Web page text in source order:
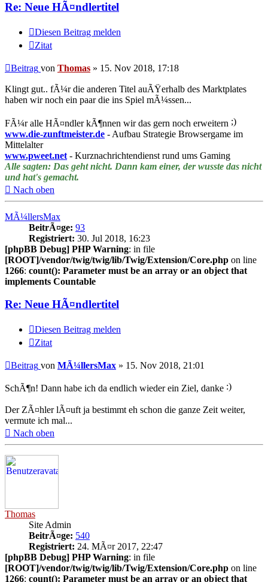
Re: Neue HÃ¤ndlertitel
Diesen Beitrag melden
Zitat
Beitrag von Thomas » 15. Nov 2018, 17:18
Klingt gut.. fÃ¼r die anderen Titel auÃŸerhalb des Marktplates
haben wir noch ein paar die ins Spiel mÃ¼ssen...
FÃ¼r alle HÃ¤ndler kÃ¶nnen wir das gern noch erweitern
www.die-zunftmeister.de - Aufbau Strategie Browsergame im
Mittelalter
www.pweet.net - Kurznachrichtendienst rund ums Gaming
Alle sagten: Das geht nicht. Dann kam einer, der wusste das nicht
und hat's gemacht.
Nach oben
MÃ¼llersMax
BeitrÃ¤ge: 93
Registriert: 30. Jul 2018, 16:23
[phpBB Debug] PHP Warning: in file
[ROOT]/vendor/twig/twig/lib/Twig/Extension/Core.php on line
1266: count(): Parameter must be an array or an object that
implements Countable
Re: Neue HÃ¤ndlertitel
Diesen Beitrag melden
Zitat
Beitrag von MÃ¼llersMax » 15. Nov 2018, 21:01
SchÃ¶n! Dann habe ich da endlich wieder ein Ziel, danke
Der ZÃ¤hler lÃ¤uft ja bestimmt eh schon die ganze Zeit weiter,
vermute ich mal...
Nach oben
Thomas
Site Admin
BeitrÃ¤ge: 540
Registriert: 24. MÃ¤r 2017, 22:47
[phpBB Debug] PHP Warning: in file
[ROOT]/vendor/twig/twig/lib/Twig/Extension/Core.php on line
1266: count(): Parameter must be an array or an object that